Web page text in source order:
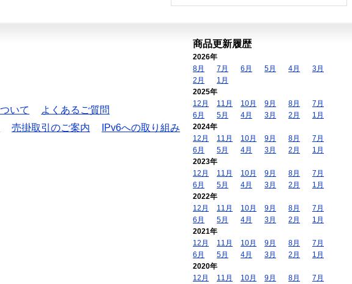
いて
よくあるご質問
売掛取引のご案内
IPv6への取り組み
商品更新履歴
2026年
8月
7月 6月 5月 4月
3月
2月
1月
2025年
12月
11月 10月 9月 8月
7月
6月
5月 4月 3月 2月
1月
2024年
12月
11月 10月 9月 8月
7月
6月
5月 4月 3月 2月
1月
2023年
12月
11月 10月 9月 8月
7月
6月
5月 4月 3月 2月
1月
2022年
12月
11月 10月 9月 8月
7月
6月
5月 4月 3月 2月
1月
2021年
12月
11月 10月 9月 8月
7月
6月
5月 4月 3月 2月
1月
2020年
12月
11月 10月 9月 8月
7月